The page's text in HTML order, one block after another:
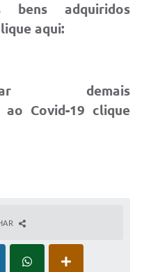
bens adquiridos
aqui:
demais
Covid-19 clique